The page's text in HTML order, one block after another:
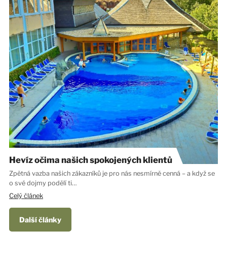
Hevíz očima našich spokojených klientů
Zpětná vazba našich zákazníků je pro nás nesmírně cenná – a když se
o své dojmy podělí ti…
Celý článek
Další články